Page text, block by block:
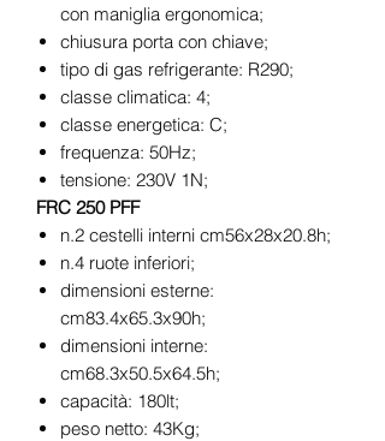
con maniglia ergonomica;
chiusura porta con chiave;
tipo di gas refrigerante: R290;
classe climatica: 4;
classe energetica: C;
frequenza: 50Hz;
tensione: 230V 1N;
FRC 250 PFF
n.2 cestelli interni cm56x28x20.8h;
n.4 ruote inferiori;
dimensioni esterne:
cm83.4x65.3x90h;
dimensioni interne:
cm68.3x50.5x64.5h;
capacità: 180lt;
peso netto: 43Kg;